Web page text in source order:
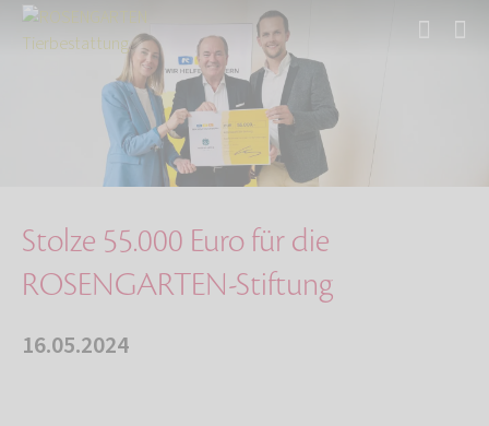
Über uns
Aktuelles
Stolze 55.000 Euro für die ROSENGARTEN-Stiftu…
Stolze 55.000 Euro für die
ROSENGARTEN-Stiftung
16.05.2024